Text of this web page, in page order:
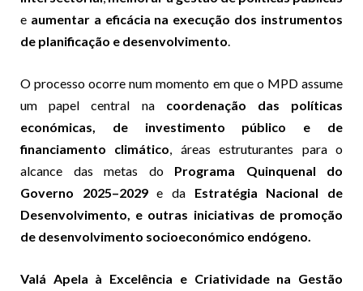
e aumentar a eficácia na execução dos instrumentos
de planificação e desenvolvimento
O processo ocorre num momento em que o MPD assume
um papel central na coordenação das políticas
económicas, de investimento público e de
financiamento climático , áreas estruturantes para o
alcance das metas do Programa Quinquenal do
Governo 2025–2029e da Estratégia Nacional de
Desenvolvimento, e outras iniciativas de promoção
de desenvolvimento socioeconómico endógeno.
Valá Apela à Excelência e Criatividade na Gestão